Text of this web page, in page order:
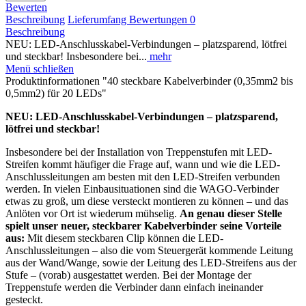
Bewerten
Beschreibung Lieferumfang Bewertungen 0
Beschreibung
NEU: LED-Anschlusskabel-Verbindungen – platzsparend, lötfrei
und steckbar! Insbesondere bei... mehr
Menü schließen
Produktinformationen "40 steckbare Kabelverbinder (0,35mm2 bis
0,5mm2) für 20 LEDs"
NEU: LED-Anschlusskabel-Verbindungen – platzsparend,
lötfrei und steckbar!
Insbesondere bei der Installation von Treppenstufen mit LED-
Streifen kommt häufiger die Frage auf, wann und wie die LED-
Anschlussleitungen am besten mit den LED-Streifen verbunden
werden. In vielen Einbausituationen sind die WAGO-Verbinder
etwas zu groß, um diese versteckt montieren zu können – und das
Anlöten vor Ort ist wiederum mühselig. An genau dieser Stelle
spielt unser neuer, steckbarer Kabelverbinder seine Vorteile
aus: Mit diesem steckbaren Clip können die LED-
Anschlussleitungen – also die vom Steuergerät kommende Leitung
aus der Wand/Wange, sowie der Leitung des LED-Streifens aus der
Stufe – (vorab) ausgestattet werden. Bei der Montage der
Treppenstufe werden die Verbinder dann einfach ineinander
gesteckt.